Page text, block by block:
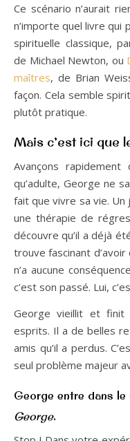
Ce scénario n’aurait
n’importe quel livre qui
spirituelle classique,
de Michael Newton, ou
maîtres, de Brian
façon. Cela semble
plutôt pratique.
Mais c’est ici que
Avançons
qu’adulte, George ne
fait que vivre sa vie.
une thérapie de
découvre qu’il a déjà
trouve fascinant
n’a aucune
c’est son passé. Lui,
George vieillit et finit
esprits. Il a de belles
amis qu’il a perdus.
seul problème majeur
George entre dans
George.